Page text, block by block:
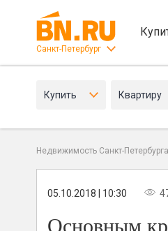
Санкт-Петербург
Купить Квартиру
Недвижимость Санкт-Петербурга
05.10.2018 | 10:30
Основным